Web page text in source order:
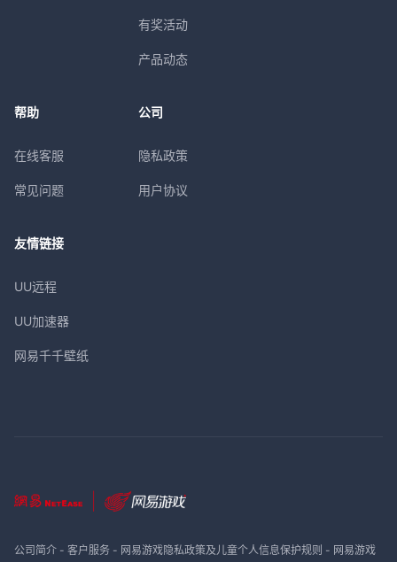
有奖活动
产品动态
帮助
在线客服
常见问题
公司
隐私政策
用户协议
友情链接
UU远程
UU加速器
网易千千壁纸
公司简介- 客户服务- 网易游戏隐私政策及儿童个人信息保护规则 - 网易游戏